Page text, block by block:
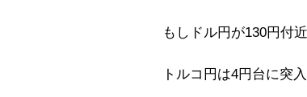
もしドル円が130円付
トルコ円は4円台に突